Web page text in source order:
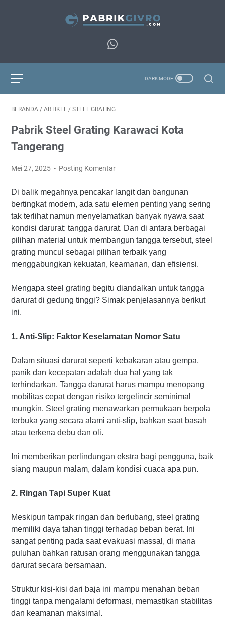
BERANDA / ARTIKEL / STEEL GRATING
Pabrik Steel Grating Karawaci Kota
Tangerang
Mei 27, 2025 Posting Komentar
Di balik megahnya pencakar langit dan bangunan
bertingkat modern, ada satu elemen penting yang sering
tak terlihat namun menyelamatkan banyak nyawa saat
kondisi darurat: tangga darurat. Dan di antara berbagai
pilihan material untuk membangun tangga tersebut, steel
grating muncul sebagai pilihan terbaik yang
menggabungkan kekuatan, keamanan, dan efisiensi.
Mengapa steel grating begitu diandalkan untuk tangga
darurat di gedung tinggi? Simak penjelasannya berikut
ini.
1. Anti-Slip: Faktor Keselamatan Nomor Satu
Dalam situasi darurat seperti kebakaran atau gempa,
panik dan kecepatan adalah dua hal yang tak
terhindarkan. Tangga darurat harus mampu menopang
mobilitas cepat dengan risiko tergelincir seminimal
mungkin. Steel grating menawarkan permukaan berpola
terbuka yang secara alami anti-slip, bahkan saat basah
atau terkena debu dan oli.
Ini memberikan perlindungan ekstra bagi pengguna, baik
siang maupun malam, dalam kondisi cuaca apa pun.
2. Ringan Tapi Super Kuat
Meskipun tampak ringan dan berlubang, steel grating
memiliki daya tahan tinggi terhadap beban berat. Ini
sangat penting pada saat evakuasi massal, di mana
puluhan bahkan ratusan orang menggunakan tangga
darurat secara bersamaan.
Struktur kisi-kisi dari baja ini mampu menahan beban
tinggi tanpa mengalami deformasi, memastikan stabilitas
dan keamanan maksimal.